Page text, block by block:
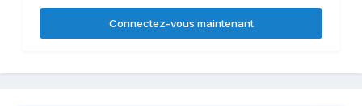
imported Prius hybrid starts from 229,800 yuan
can buy an Audi Q3 SUV.
Connectez-vous maintenant